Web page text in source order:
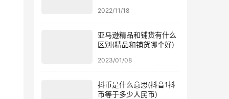
2022/11/18
亚马逊精品和铺货有什么
区别(精品和铺货哪个好)
2023/01/08
抖币是什么意思(抖音1抖
币等于多少人民币)